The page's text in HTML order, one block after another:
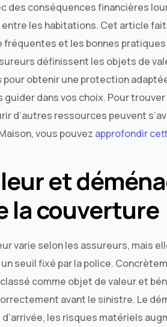
des conséquences financières
les habitations. Cet article
fréquentes et les bonnes
définissent les objets de
obtenir une protection
dans vos choix. Pour
d’autres ressources peuvent
vous pouvez approfondir
et
la couverture
varie selon les assureurs, mais
seuil fixé par la police.
comme objet de valeur et
avant le sinistre. Le
les risques matériels